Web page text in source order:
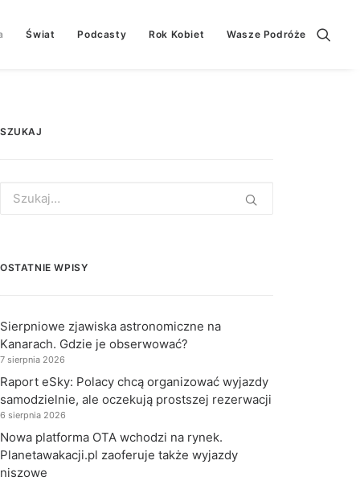
Świat Podcasty Rok Kobiet Wasze Podróże
SZUKAJ
for:
OSTATNIE WPISY
Sierpniowe zjawiska astronomiczne na
Kanarach. Gdzie je obserwować?
7 sierpnia 2026
Raport eSky: Polacy chcą organizować wyjazdy
samodzielnie, ale oczekują prostszej rezerwacji
6 sierpnia 2026
Nowa platforma OTA wchodzi na rynek.
Planetawakacji.pl zaoferuje także wyjazdy
niszowe